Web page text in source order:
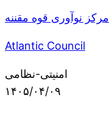
مرکز نوآوری قوه مقننه
Atlantic Council
امنیتی-نظامی
۱۴۰۵/۰۴/۰۹